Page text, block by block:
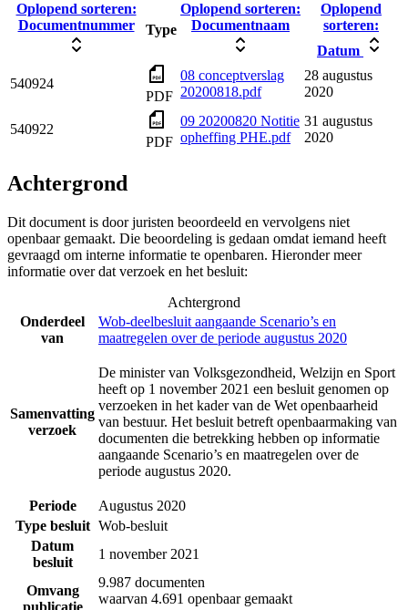
Oplopend sorteren:
Documentnummer
Type
Oplopend sorteren:
Documentnaam
Oplopend
sorteren:
Datum
540924
PDF
08 conceptverslag
20200818.pdf
28 augustus
2020
540922
PDF
09 20200820 Notitie
opheffing PHE.pdf
31 augustus
2020
Achtergrond
Dit document is door juristen beoordeeld en vervolgens niet
openbaar gemaakt. Die beoordeling is gedaan omdat iemand heeft
gevraagd om interne informatie te openbaren. Hieronder meer
informatie over dat verzoek en het besluit:
Achtergrond
Onderdeel
van
Wob-deelbesluit aangaande Scenario’s en
maatregelen over de periode augustus 2020
Samenvatting
verzoek
De minister van Volksgezondheid, Welzijn en Sport
heeft op 1 november 2021 een besluit genomen op
verzoeken in het kader van de Wet openbaarheid
van bestuur. Het besluit betreft openbaarmaking van
documenten die betrekking hebben op informatie
aangaande Scenario’s en maatregelen over de
periode augustus 2020.
Periode
Augustus 2020
Type besluit Wob-besluit
Datum
besluit
1 november 2021
Omvang
9.987 documenten
waarvan 4.691 openbaar gemaakt